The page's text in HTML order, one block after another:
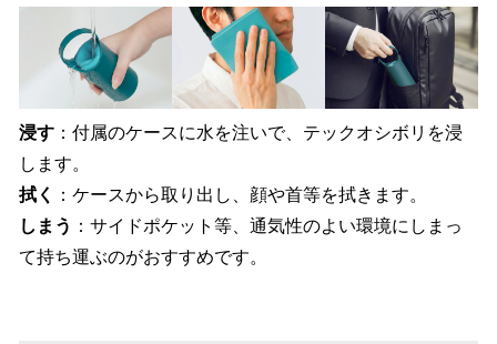
浸す ：付属の​ケースに​水を​注いで、​テックオシボリを​浸
します。
拭く
：ケースから​取り出し、​顔や​首等を​拭きます。
しまう ：サイドポケット等、通気性のよい環境にしまっ
て持ち運ぶのがおすすめです。